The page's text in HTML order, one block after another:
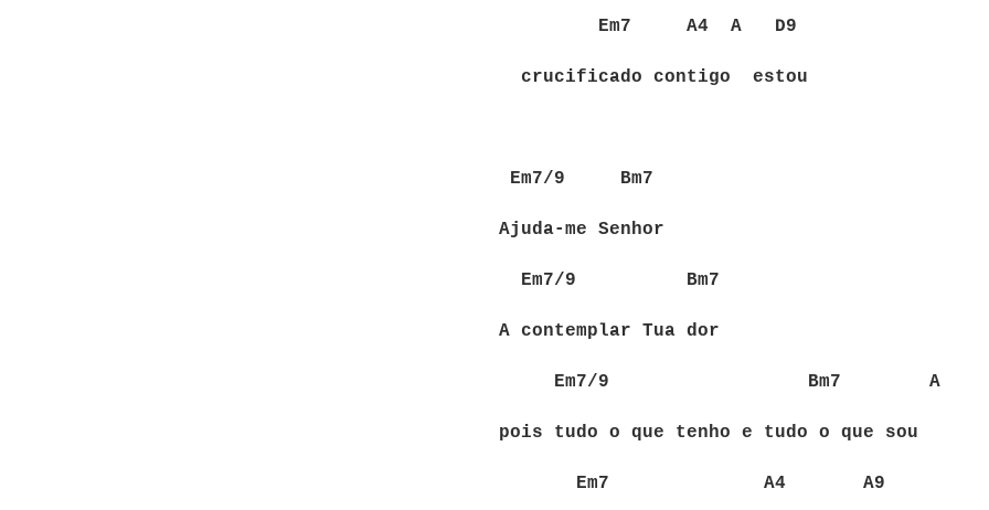
Em7 A4 A D9
crucificado contigo estou
Em7/9 Bm7
Ajuda-me Senhor
Em7/9 Bm7
A contemplar Tua dor
Em7/9 Bm7 A
pois tudo o que tenho e tudo o que sou
Em7 A4 A9